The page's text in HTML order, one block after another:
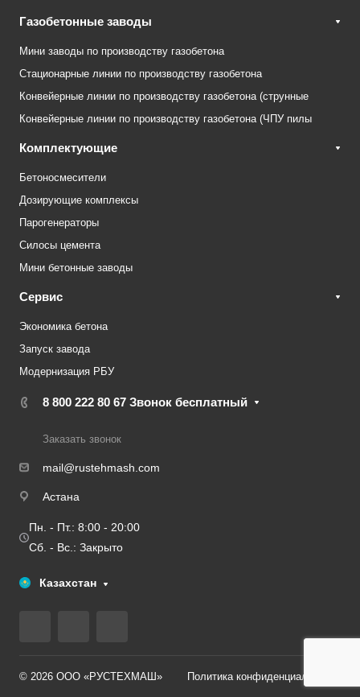
Газобетонные заводы
Мини заводы по производству газобетона
Стационарные линии по производству газобетона
Конвейерные линии по производству газобетона (струнные
Конвейерные линии по производству газобетона (ЧПУ пилы
Комплектующие
Бетоносмесители
Дозирующие комплексы
Парогенераторы
Силосы цемента
Мини бетонные заводы
Сервис
Экономика бетона
Запуск завода
Модернизация РБУ
8 800 222 80 67 Звонок бесплатный
Заказать звонок
mail@rustehmash.com
Астана
Пн. - Пт.: 8:00 - 20:00
Сб. - Вс.: Закрыто
Казахстан
© 2026 ООО «РУСТЕХМАШ» Политика конфиденциальности